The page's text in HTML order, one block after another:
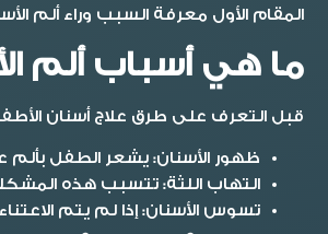
المقام الأول معرفة السبب وراء ألم
ما هي أسباب ألم
قبل التعرف على طرق علاج أسنان
ظهور الأسنان: يشعر الطفل بألم
التهاب اللثة: تتسبب هذه
تسوس الأسنان: إذا لم يتم